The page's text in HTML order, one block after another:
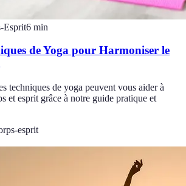
Esprit6 min
de Yoga pour Harmoniser le
techniques de yoga peuvent vous aider à
et esprit grâce à notre guide pratique et
esprit